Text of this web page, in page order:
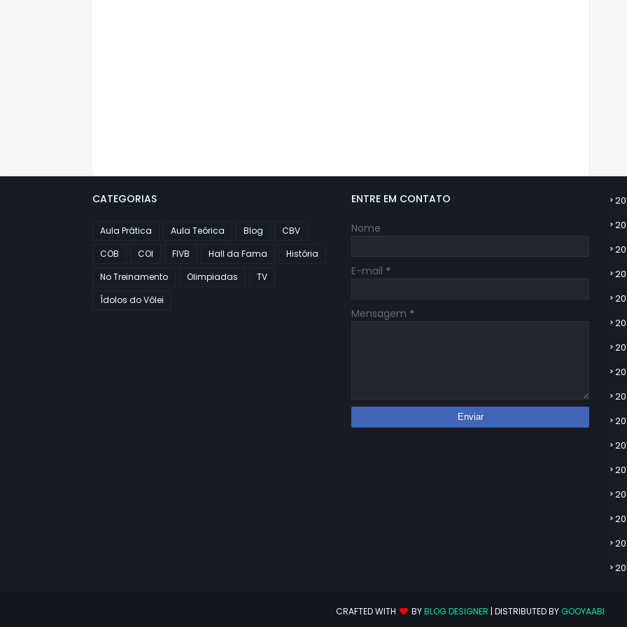
CATEGORIAS
Aula Prática Aula Teórica Blog
CBV
COB
COI FIVB Hall da Fama
História
No Treinamento
Olimpiadas
TV
Ídolos do Vôlei
ENTRE EM CONTATO
Nome
E-mail *
Mensagem *
CRAFTED WITH BYBLOG DESIGNER | DISTRIBUTED BY GOOYAABI